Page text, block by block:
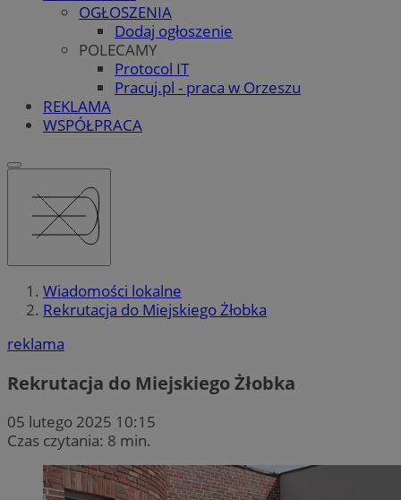
OGŁOSZENIA
Dodaj ogłoszenie
POLECAMY
Protocol IT
Pracuj.pl - praca w Orzeszu
REKLAMA
WSPÓŁPRACA
Wiadomości lokalne
Rekrutacja do Miejskiego Żłobka
reklama
Rekrutacja do Miejskiego Żłobka
05 lutego 2025 10:15
Czas czytania: 8 min.